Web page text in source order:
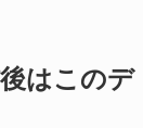
はこのデ